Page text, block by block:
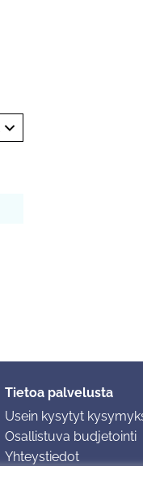
Tietoa palvelusta
Usein kysytyt
Osallistuva budjetointi
Yhteystiedot